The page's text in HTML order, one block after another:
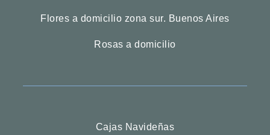
Flores a domicilio zona sur. Buenos Aires
Rosas a domicilio
Cajas Navideñas